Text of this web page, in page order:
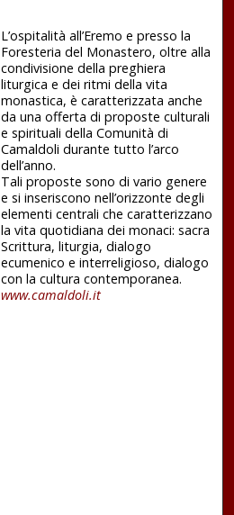
L’ospitalità all’Eremo e presso la
Foresteria del Monastero, oltre alla
condivisione della preghiera
liturgica e dei ritmi della vita
monastica, è caratterizzata anche
da una offerta di proposte culturali
e spirituali della Comunità di
Camaldoli durante tutto l’arco
dell’anno.
Tali proposte sono di vario genere
e si inseriscono nell’orizzonte degli
elementi centrali che caratterizzano
la vita quotidiana dei monaci: sacra
Scrittura, liturgia, dialogo
ecumenico e interreligioso, dialogo
con la cultura contemporanea.
www.camaldoli.it